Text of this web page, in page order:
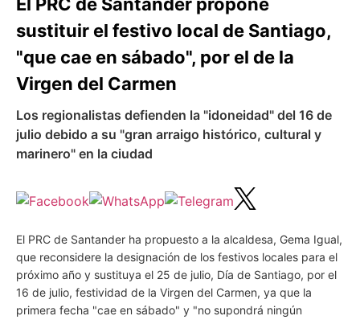
sustituir el festivo local de Santiago,
"que cae en sábado", por el de la
Virgen del Carmen
Los regionalistas defienden la "idoneidad" del 16 de
julio debido a su "gran arraigo histórico, cultural y
marinero" en la ciudad
El PRC de Santander ha propuesto a la alcaldesa, Gema Igual,
que reconsidere la designación de los festivos locales para el
próximo año y sustituya el 25 de julio, Día de Santiago, por el
16 de julio, festividad de la Virgen del Carmen, ya que la
primera fecha "cae en sábado" y "no supondrá ningún